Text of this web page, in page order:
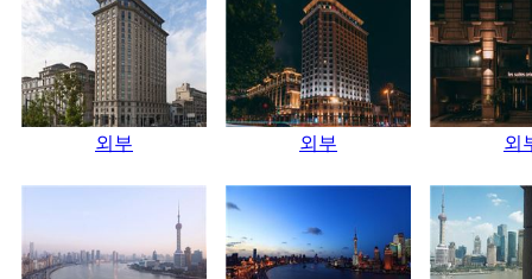
외부 외부 외